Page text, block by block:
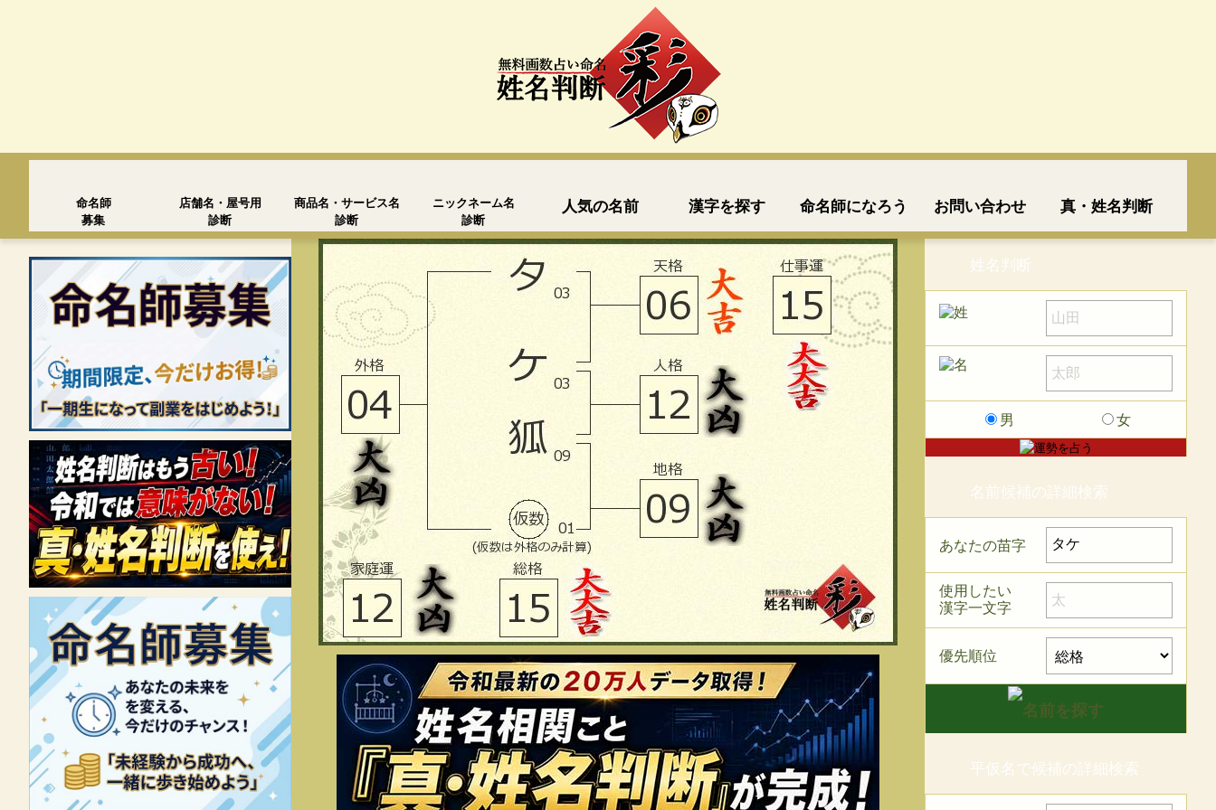
命名師
募集
店舗名・屋号用
診断
商品名・サービス名
診断
ニックネーム名
診断
人気の名前 漢字を探す 命名師になろう お問い合わせ 真・姓名判断
姓名判断
男 女
名前候補の詳細検索
あなたの苗字
使用したい
漢字一文字
優先順位
平仮名で候補の詳細検索